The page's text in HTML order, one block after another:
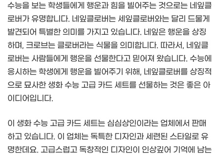
수능을 보는 학생들에게 행운과 힘을 빌어주는 것으로는 네잎클
로버가 유명합니다. 네잎클로버는 세잎클로버와는 달리 드물게
발견되어 특별한 의미를 가지고 있습니다. 네잎은 행운을 상징
하며, 크로브는 클로버라는 식물을 의미합니다. 따라서, 네잎클
로버는 사람들에게 행운을 선물한다고 믿어져 왔습니다. 수능에
응시하는 학생에게 행운을 빌어주기 위해, 네잎클로버를 상징적
으로 묘사한 생화 수능 고급 카드 세트를 선물하는 것은 좋은 아
이디어입니다.
이 생화 수능 고급 카드 세트는 심심상인이라는 업체에서 판매
하고 있습니다. 이 업체는 독특한 디자인과 세련된 스타일로 유
명한데요. 고급스럽고 독창적인 디자인이 인상깊어 기억에 남는